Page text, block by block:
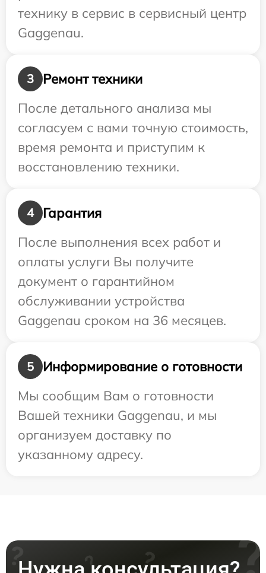
технику в сервис в сервисный центр
Gaggenau.
3
Ремонт техники
После детального анализа мы
согласуем с вами точную стоимость,
время ремонта и приступим к
восстановлению техники.
4
Гарантия
После выполнения всех работ и
оплаты услуги Вы получите
документ о гарантийном
обслуживании устройства
Gaggenau сроком на 36 месяцев.
5
Информирование о готовности
Мы сообщим Вам о готовности
Вашей техники Gaggenau, и мы
организуем доставку по
указанному адресу.